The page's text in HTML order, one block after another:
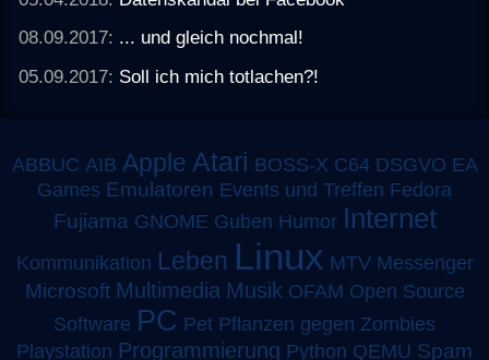
08.09.2017: ... und gleich nochmal!
05.09.2017: Soll ich mich totlachen?!
ABBUC AIB Apple Atari BOSS-X C64 DSGVO EA
Games Emulatoren Events und Treffen Fedora
Fujiama GNOME Guben Humor Internet
Kommunikation Leben Linux MTV Messenger
Microsoft Multimedia Musik OFAM Open Source
Software PC Pet Pflanzen gegen Zombies
Playstation Programmierung Python QEMU Spam